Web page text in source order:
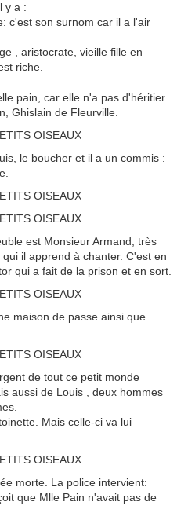
y a :
c'est son surnom car il a l'air
, aristocrate, vieille fille en
riche.
pain, car elle n'a pas d'héritier.
Ghislain de Fleurville.
le boucher et il a un commis :
est Monsieur Armand, très
il apprend à chanter. C'est en
qui a fait de la prison et en sort.
maison de passe ainsi que
de tout ce petit monde
aussi de Louis , deux hommes
Mais celle-ci va lui
morte. La police intervient:
que Mlle Pain n'avait pas de